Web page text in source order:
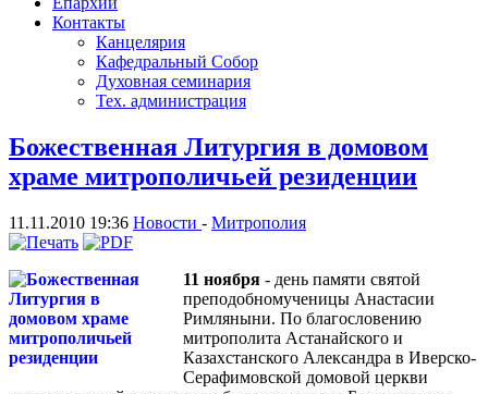
Контакты
Канцелярия
Кафедральный Собор
Духовная семинария
Тех. администрация
Божественная Литургия в домовом
храме митрополичьей резиденции
11.11.2010 19:36 Новости - Митрополия
11 ноября - день памяти святой
преподобномученицы Анастасии
Римляныни. По благословению
митрополита Астанайского и
Казахстанского Александра в Иверско-
Серафимовской домовой церкви